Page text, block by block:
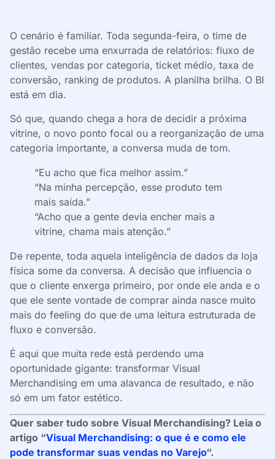
O cenário é familiar. Toda segunda-feira, o time de
gestão recebe uma enxurrada de relatórios: fluxo de
clientes, vendas por categoria, ticket médio, taxa de
conversão, ranking de produtos. A planilha brilha. O BI
está em dia.
Só que, quando chega a hora de decidir a próxima
vitrine, o novo ponto focal ou a reorganização de uma
categoria importante, a conversa muda de tom.
“Eu acho que fica melhor assim.”
“Na minha percepção, esse produto tem
mais saída.”
“Acho que a gente devia encher mais a
vitrine, chama mais atenção.”
De repente, toda aquela inteligência de dados da loja
física some da conversa. A decisão que influencia o
que o cliente enxerga primeiro, por onde ele anda e o
que ele sente vontade de comprar ainda nasce muito
mais do feeling do que de uma leitura estruturada de
fluxo e conversão.
É aqui que muita rede está perdendo uma
oportunidade gigante: transformar Visual
Merchandising em uma alavanca de resultado, e não
só em um fator estético.
Quer saber tudo sobre Visual Merchandising? Leia o
artigo “Visual Merchandising: o que é e como ele
pode transformar suas vendas no Varejo“.